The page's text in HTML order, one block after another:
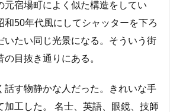
元宿場町によく似た構造をしてい
和50年代風にしてシャッターを下ろ
いたい同じ光景になる。そういう街
目抜き通りにある。
話す物静かな人だった。きれいな手
加工した。 名士、英語、眼鏡、技師